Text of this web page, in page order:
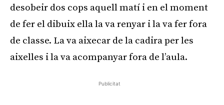
desobeir dos cops aquell matí i en el moment
de fer el dibuix ella la va renyar i la va fer fora
de classe. La va aixecar de la cadira per les
aixelles i la va acompanyar fora de l’aula.
Publicitat